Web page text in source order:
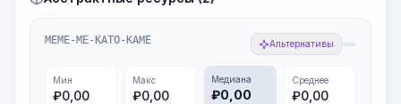
MEME-ME-KATO-KAME Альтернативы
Мин
₽0,00
Макс
₽0,00
Медиана
₽0,00
Среднее
₽0,00